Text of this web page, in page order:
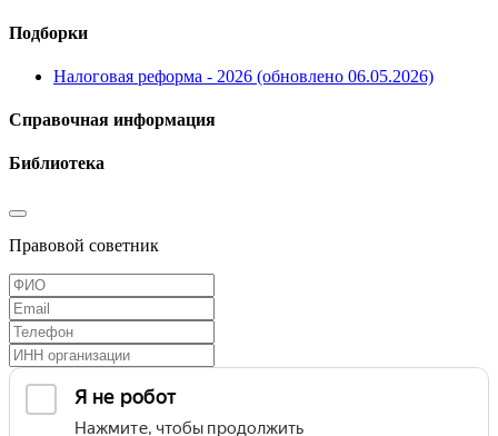
Подборки
Налоговая реформа - 2026 (обновлено 06.05.2026)
Справочная информация
Библиотека
Правовой советник